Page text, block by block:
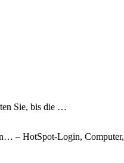
Sie, bis die …
– HotSpot-Login, Computer,